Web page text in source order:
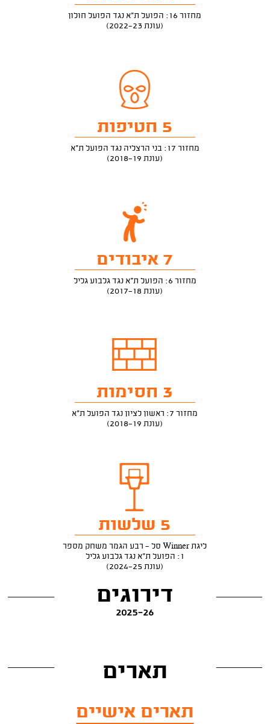
מחזור 16: הפועל ת"א נגד הפועל חולון
(עונת 2022-23)
5 חטיפות
מחזור 17: בני הרצליה נגד הפועל ת"א
(עונת 2018-19)
7 איבודים
מחזור 6: הפועל ת"א נגד גלבוע גליל
(עונת 2017-18)
3 חסימות
מחזור 7: ראשון לציון נגד הפועל ת"א
(עונת 2018-19)
5 שלשות
ליגת Winner סל - רבע הגמר משחק מספר
1: הפועל ת"א נגד גלבוע גליל
(עונת 2024-25)
דירוגים
2025-26
תארים
תארים אישיים